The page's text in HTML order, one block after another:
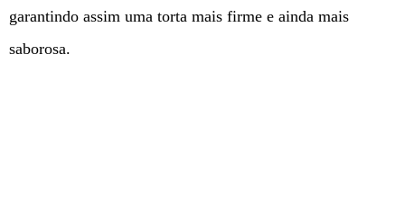
garantindo assim uma torta mais firme e ainda mais
saborosa.